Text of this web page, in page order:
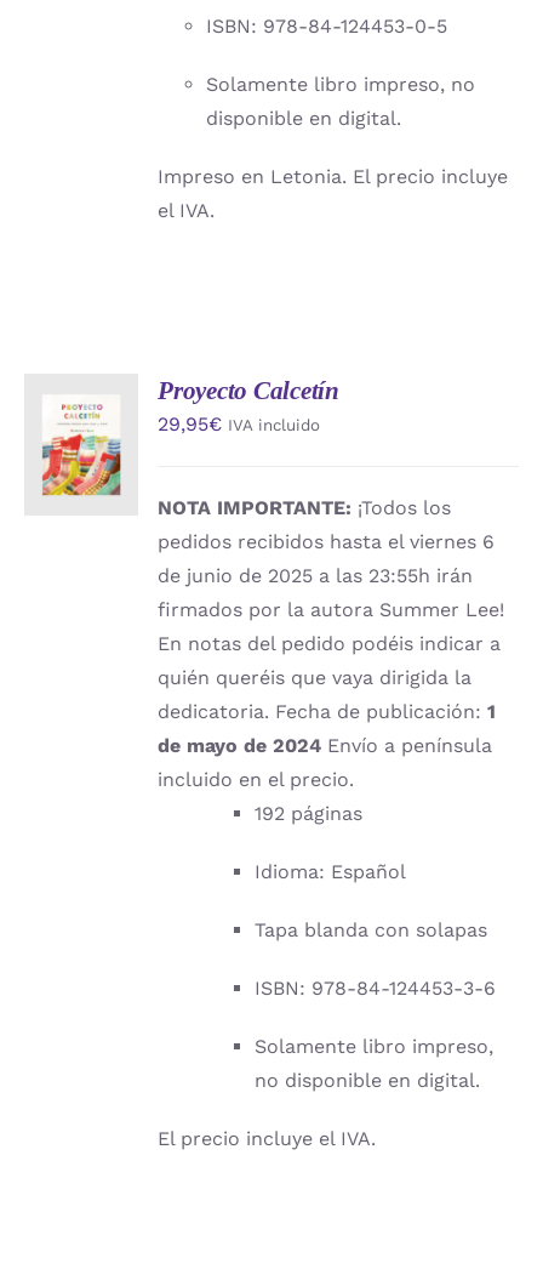
ISBN: 978-84-124453-0-5
Solamente libro impreso, no
disponible en digital.
Impreso en Letonia. El precio incluye
el IVA.
AÑADIR
AL
CARRITO
/
DETALLES
Proyecto Calcetín
29,95€ IVA incluido
NOTA IMPORTANTE: ¡Todos los
pedidos recibidos hasta el viernes 6
de junio de 2025 a las 23:55h irán
firmados por la autora Summer Lee!
En notas del pedido podéis indicar a
quién queréis que vaya dirigida la
dedicatoria. Fecha de publicación:1
de mayo de 2024 Envío a península
incluido en el precio.
192 páginas
Idioma: Español
Tapa blanda con solapas
ISBN: 978-84-124453-3-6
Solamente libro impreso,
no disponible en digital.
El precio incluye el IVA.